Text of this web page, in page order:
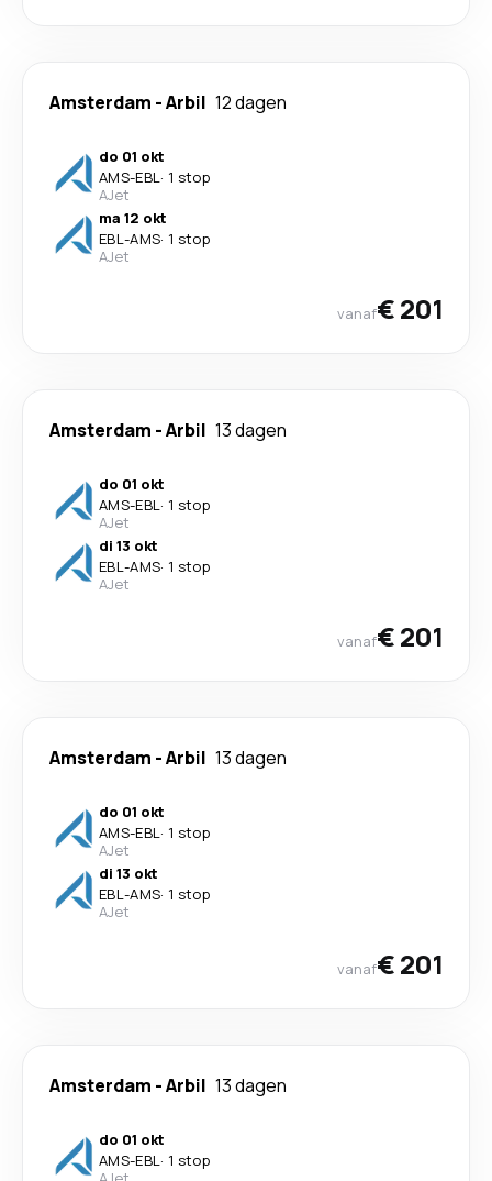
Amsterdam -Arbil 12 dagen
do 01 okt
AMS-EBL· 1 stop
AJet
ma 12 okt
EBL-AMS· 1 stop
AJet
vanaf€ 201
Amsterdam -Arbil 13 dagen
do 01 okt
AMS-EBL· 1 stop
AJet
di 13 okt
EBL-AMS· 1 stop
AJet
vanaf€ 201
Amsterdam -Arbil 13 dagen
do 01 okt
AMS-EBL· 1 stop
AJet
di 13 okt
EBL-AMS· 1 stop
AJet
vanaf€ 201
Amsterdam -Arbil 13 dagen
do 01 okt
AMS-EBL· 1 stop